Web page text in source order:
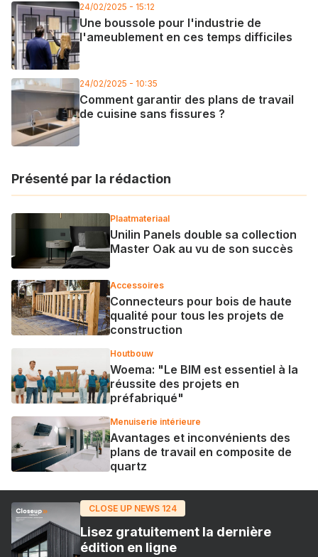
24/02/2025 - 15:12
Une boussole pour l'industrie de
l'ameublement en ces temps difficiles
24/02/2025 - 10:35
Comment garantir des plans de travail
de cuisine sans fissures ?
Présenté par la rédaction
Plaatmateriaal
Unilin Panels double sa collection
Master Oak au vu de son succès
Accessoires
Connecteurs pour bois de haute
qualité pour tous les projets de
construction
Houtbouw
Woema: "Le BIM est essentiel à la
réussite des projets en
préfabriqué"
Menuiserie intérieure
Avantages et inconvénients des
plans de travail en composite de
quartz
CLOSE UP NEWS 124
Lisez gratuitement la dernière
édition en ligne